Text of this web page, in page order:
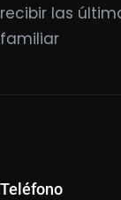
recibir las
familiar
Teléfono